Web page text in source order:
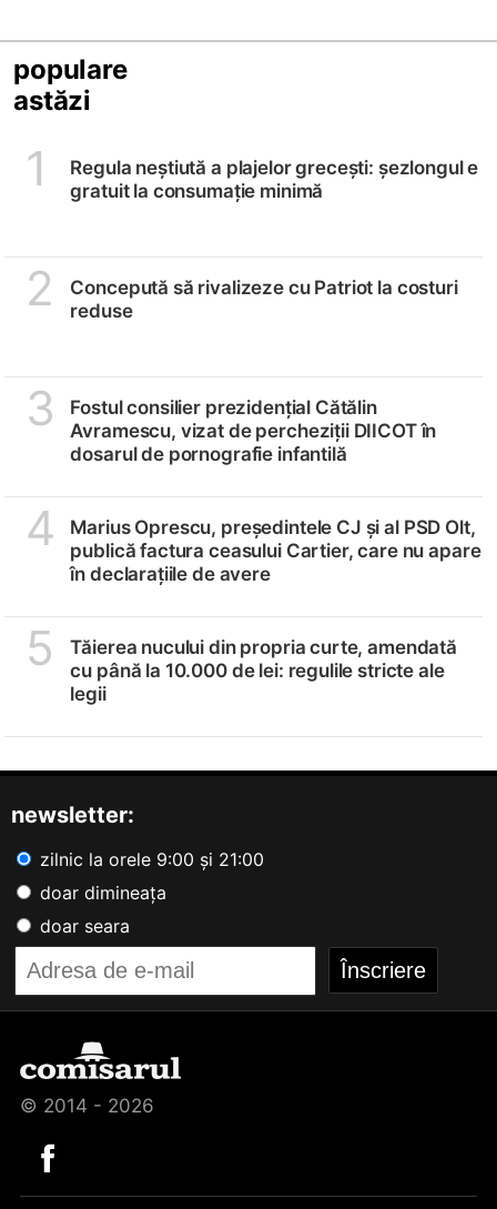
populare
astăzi
1
Regula neștiută a plajelor grecești: șezlongul e
gratuit la consumație minimă
2
Concepută să rivalizeze cu Patriot la costuri
reduse
3
Fostul consilier prezidențial Cătălin
Avramescu, vizat de percheziții DIICOT în
dosarul de pornografie infantilă
4
Marius Oprescu, președintele CJ și al PSD Olt,
publică factura ceasului Cartier, care nu apare
în declarațiile de avere
5
Tăierea nucului din propria curte, amendată
cu până la 10.000 de lei: regulile stricte ale
legii
newsletter:
zilnic la orele 9:00 și 21:00
doar dimineața
doar seara
© 2014 - 2026